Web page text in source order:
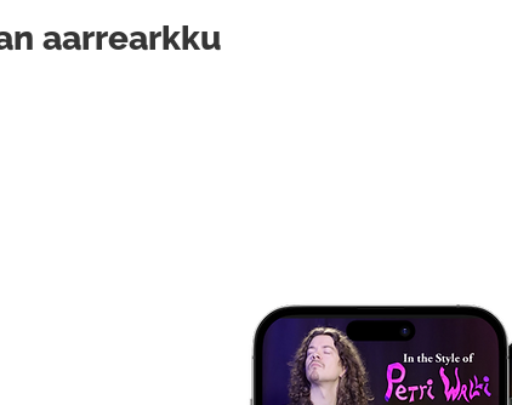
aarrearkku